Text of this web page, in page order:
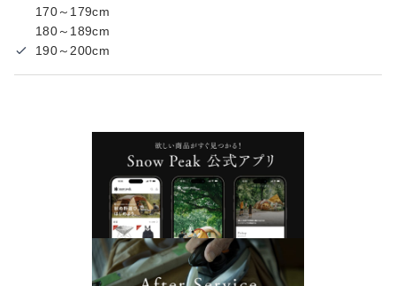
170～179cm
180～189cm
190～200cm